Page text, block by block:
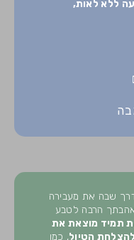
ללא לאות,
5
שבה את מעבירה
הרבה לטבע
תמיד מוצאת את
הטיול, כמו